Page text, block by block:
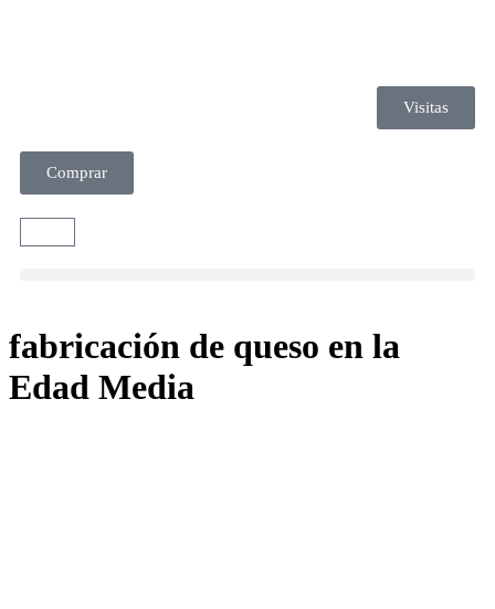
Visitas
Comprar
fabricación de queso en la
Edad Media